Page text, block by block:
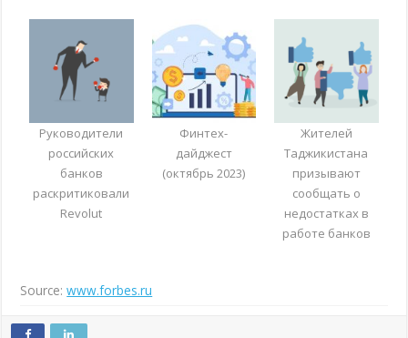
Руководители
российских
банков
раскритиковали
Revolut
Финтех-
дайджест
(октябрь 2023)
Жителей
Таджикистана
призывают
сообщать о
недостатках в
работе банков
Source:www.forbes.ru